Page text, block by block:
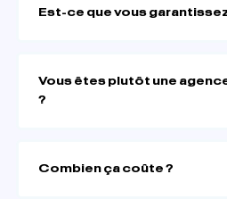
Est-ce que vous
Vous êtes plutôt une
?
Combien ça coûte ?